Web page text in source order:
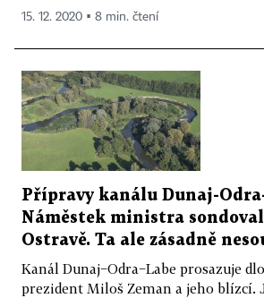
15. 12. 2020 ▪ 8 min. čtení
Přípravy kanálu Dunaj-
Náměstek ministra
Ostravě. Ta ale zásadně
Kanál Dunaj−Odra−Labe prosazuje
prezident Miloš Zeman a jeho blízcí.